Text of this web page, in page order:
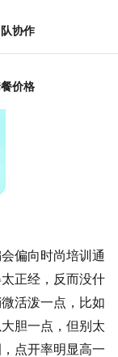
协作
价格
偏向时尚培训通
正经，反而没什
微活泼一点，比如
胆一点，但别太
点开率明显高一